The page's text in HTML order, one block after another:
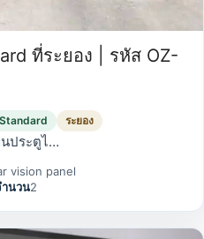
ที่ระยอง | รหัส OZ-
ระยอง
นประตูไ…
vision panel
นวน2